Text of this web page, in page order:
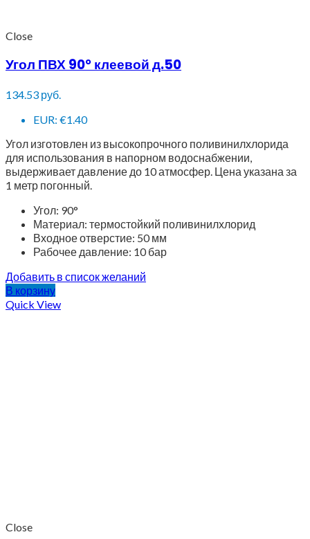
Close
Угол ПВХ 90° клеевой д.50
134.53 руб.
EUR: €1.40
Угол изготовлен из высокопрочного поливинилхлорида
для использования в напорном водоснабжении,
выдерживает давление до 10 атмосфер. Цена указана за
1 метр погонный.
Угол: 90°
Материал: термостойкий поливинилхлорид
Входное отверстие: 50 мм
Рабочее давление: 10 бар
Добавить в список желаний
В корзину
Quick View
Close